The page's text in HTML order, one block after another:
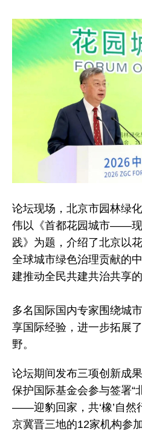
论坛现场，北京市园林绿
伟以《首都花园城市——现
践》为题，介绍了北京以
全球城市绿色治理贡献的
建推动全民共建共治共享
多名国际国内专家围绕城
享国际经验，进一步拓展
野。
论坛期间发布三项创新成
保护国际基金会参与签署“
——迎豹回家，共‘橡’自然
京冀晋三地的12家机构参